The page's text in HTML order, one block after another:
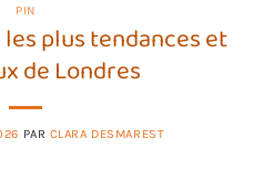
PIN
plus tendances et
de Londres
PAR CLARA DESMAREST